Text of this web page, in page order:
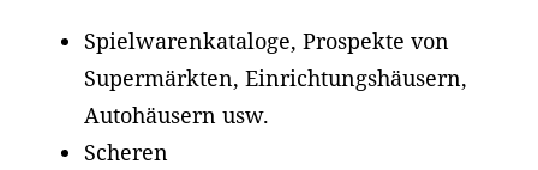
Spielwarenkataloge, Prospekte von
Supermärkten, Einrichtungshäusern,
Autohäusern usw.
Scheren